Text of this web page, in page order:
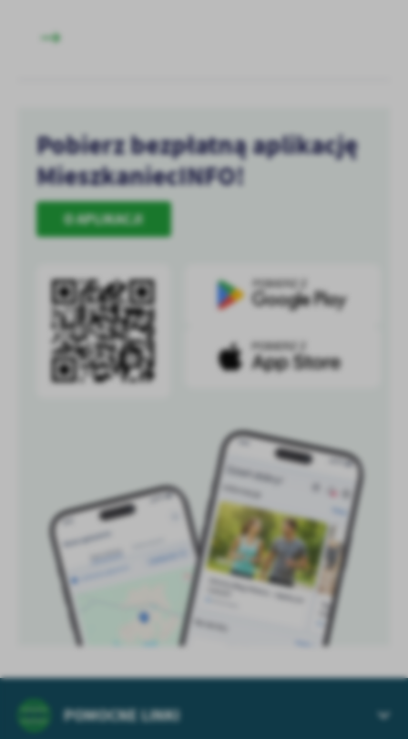
Pobierz bezpłatną aplikację
MieszkaniecINFO!
O APLIKACJI
POMOCNE LINKI